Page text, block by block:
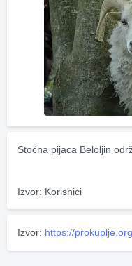
Stočna pijaca Beloljin
Izvor: Korisnici
Izvor: https://